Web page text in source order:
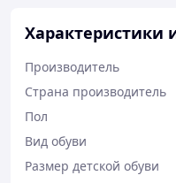
Характеристики
Производитель
Страна производитель
Пол
Вид обуви
Размер детской обуви